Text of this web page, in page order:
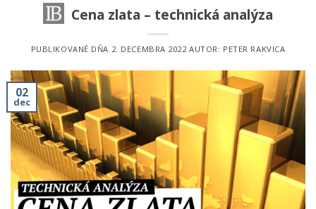
Cena zlata – technická analýza
PUBLIKOVANÉ DŇA 2. DECEMBRA 2022 AUTOR: PETER RAKVICA
02
dec